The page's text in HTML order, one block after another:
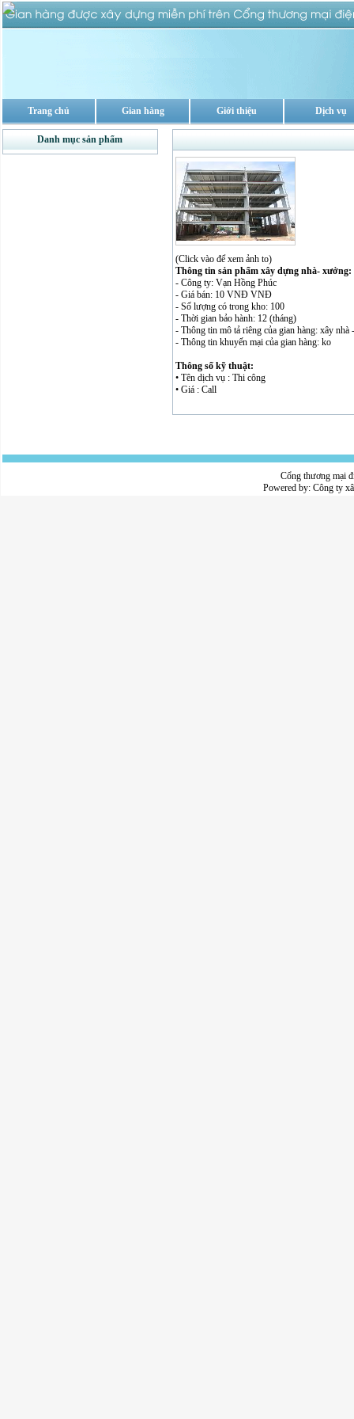
Trang chủ Gian hàng Giới thiệu Dịch vụ
Danh mục sản phẩm
(Click vào để xem ảnh to)
Thông tin sản phẩm xây dựng nhà- xưởng:
- Công ty: Vạn Hồng Phúc
- Giá bán: 10 VNĐ VNĐ
- Số lượng có trong kho: 100
- Thời gian bảo hành: 12 (tháng)
- Thông tin mô tả riêng của gian hàng: xây
- Thông tin khuyến mại của gian hàng: ko
Thông số kỹ thuật:
• Tên dịch vụ : Thi công
• Giá : Call
Cổng thương mại
Powered by: Công ty